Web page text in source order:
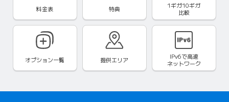
料金表 特典
1ギガ10ギガ
比較
オプション一覧 提供エリア IPv6で高速
ネットワーク